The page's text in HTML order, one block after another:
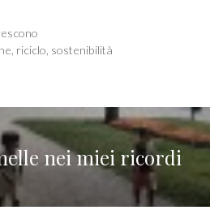
riciclo sostenibilità
nei miei ricordi